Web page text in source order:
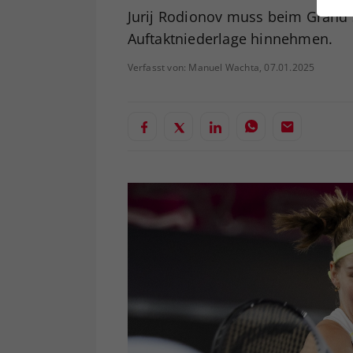
Jurij Rodionov muss beim
Auftaktniederlage hinnehmen.
Verfasst von: Manuel Wachta, 07.01.2025